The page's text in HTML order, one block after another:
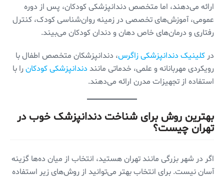
ارائه می‌دهند، اما متخصص دندانپزشکی کودکان، پس از دوره
عمومی، آموزش‌های تخصصی در زمینه روان‌شناسی کودک، کنترل
رفتاری و درمان‌های خاص دهان و دندان کودکان می‌بیند.
در کلینیک دندانپزشکی زاگرس، دندانپزشکان متخصص اطفال با
رویکردی مهربانانه و علمی، خدماتی مانند دندانپزشکی کودکانرا با
استفاده از تجهیزات مدرن ارائه می‌دهند.
بهترین روش برای شناخت دندانپزشک خوب در
تهران چیست؟
اگر در شهر بزرگی مانند تهران هستید، انتخاب از میان ده‌ها گزینه
آسان نیست. برای انتخاب بهتر می‌توانید از روش‌های زیر استفاده